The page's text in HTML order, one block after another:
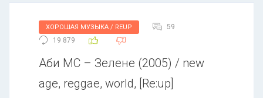
ХОРОШАЯ МУЗЫКА / REUP
59
19 879
Аби МС – Зелене (2005) / new
age, reggae, world, [Re:up]